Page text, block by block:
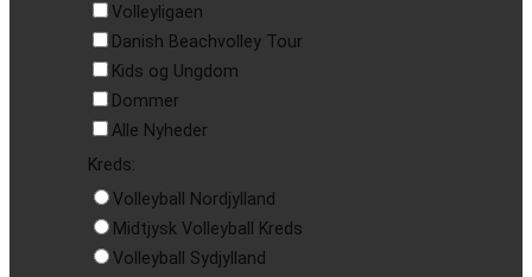
Volleyligaen
Danish Beachvolley Tour
Kids og Ungdom
Dommer
Alle Nyheder
Kreds:
Volleyball Nordjylland
Midtjysk Volleyball Kreds
Volleyball Sydjylland